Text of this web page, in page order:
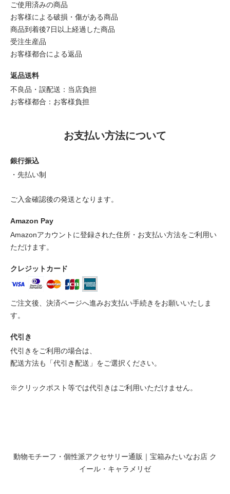
ご使用済みの商品
お客様による破損・傷がある商品
商品到着後7日以上経過した商品
受注生産品
お客様都合による返品
返品送料
不良品・誤配送：当店負担
お客様都合：お客様負担
お支払い方法について
銀行振込
・先払い制
ご入金確認後の発送となります。
Amazon Pay
Amazonアカウントに登録された住所・お支払い方法をご利用い
ただけます。
クレジットカード
ご注文後、決済ページへ進みお支払い手続きをお願いいたしま
す。
代引き
代引きをご利用の場合は、
配送方法も「代引き配送」をご選択ください。
※クリックポスト等では代引きはご利用いただけません。
動物モチーフ・個性派アクセサリー通販｜宝箱みたいなお店 ク
イール・キャラメリゼ